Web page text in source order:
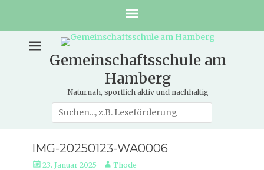
Gemeinschaftsschule am
Hamberg
Naturnah, sportlich aktiv und nachhaltig
Suche
nach:
IMG-20250123-WA0006
Veröffentlicht
23. Januar 2025 AutorThode